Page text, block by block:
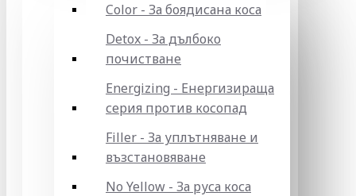
Color - За боядисана коса
Detox - За дълбоко
почистване
Energizing - Енергизираща
серия против косопад
Filler - За уплътняване и
възстановяване
No Yellow - За руса коса